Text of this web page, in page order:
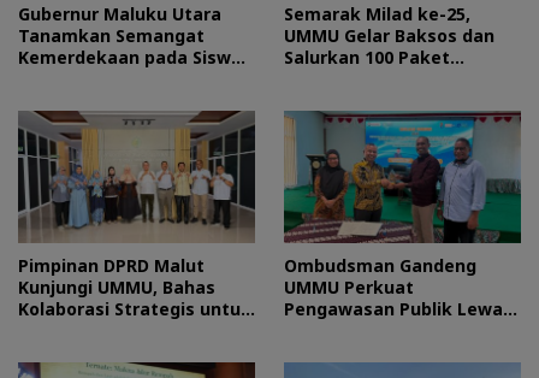
Gubernur Maluku Utara
Tanamkan Semangat
Kemerdekaan pada Siswa
Semarak Milad ke-25,
UMMU Gelar Baksos dan
Salurkan 100 Paket
Pimpinan DPRD Malut
Kunjungi UMMU, Bahas
Kolaborasi Strategis untuk
Ombudsman Gandeng
UMMU Perkuat
Pengawasan Publik Lewat